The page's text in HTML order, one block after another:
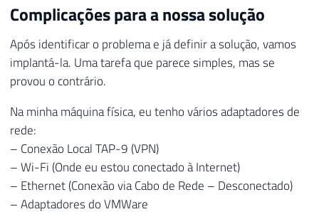
Complicações para a nossa solução
Após identificar o problema e já definir a solução, vamos
implantá-la. Uma tarefa que parece simples, mas se
provou o contrário.
Na minha máquina física, eu tenho vários adaptadores de
rede:
– Conexão Local TAP-9 (VPN)
– Wi-Fi (Onde eu estou conectado à Internet)
– Ethernet (Conexão via Cabo de Rede – Desconectado)
– Adaptadores do VMWare